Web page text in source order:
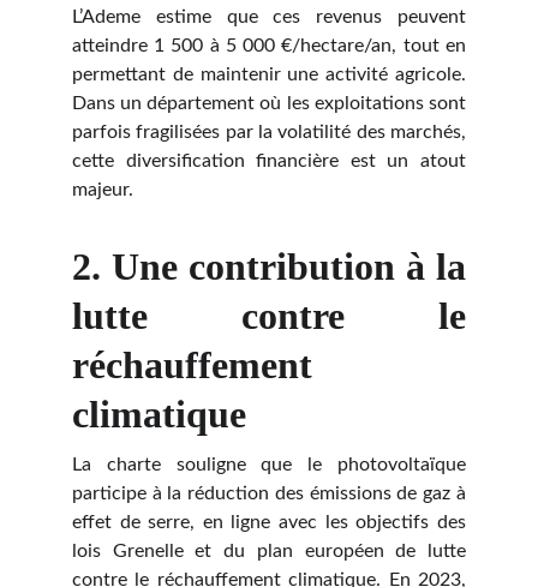
L’Ademe estime que ces revenus peuvent
atteindre 1 500 à 5 000 €/hectare/an, tout en
permettant de maintenir une activité agricole.
Dans un département où les exploitations sont
parfois fragilisées par la volatilité des marchés,
cette diversification financière est un atout
majeur.
2. Une contribution à la
lutte contre le
réchauffement
climatique
La charte souligne que le photovoltaïque
participe à la réduction des émissions de gaz à
effet de serre, en ligne avec les objectifs des
lois Grenelle et du plan européen de lutte
contre le réchauffement climatique. En 2023,